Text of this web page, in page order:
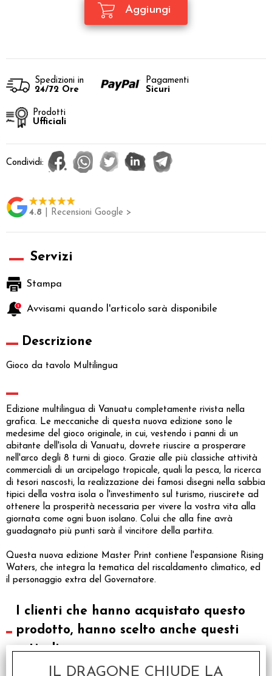
Spedizioni in
24/72 Ore
Pagamenti
Sicuri
Prodotti
Ufficiali
Condividi:
4.8 | Recensioni Google >
Servizi
Stampa
Avvisami quando l'articolo sarà disponibile
Descrizione
Gioco da tavolo Multilingua
Edizione multilingua di Vanuatu completamente rivista nella
grafica. Le meccaniche di questa nuova edizione sono le
medesime del gioco originale, in cui, vestendo i panni di un
abitante dell'isola di Vanuatu, dovrete riuscire a prosperare
nell'arco degli 8 turni di gioco. Grazie alle più classiche attività
commerciali di un arcipelago tropicale, quali la pesca, la ricerca
di tesori nascosti, la realizzazione dei famosi disegni nella sabbia
tipici della vostra isola o l'investimento sul turismo, riuscirete ad
ottenere la prosperità necessaria per vivere la vostra vita alla
giornata come ogni buon isolano. Colui che alla fine avrà
guadagnato più punti sarà il vincitore della partita.
Questa nuova edizione Master Print contiene l'espansione Rising
Waters, che integra la tematica del riscaldamento climatico, ed
il personaggio extra del Governatore.
I clienti che hanno acquistato questo
prodotto, hanno scelto anche questi
articoli
IL DRAGONE CHIUDE LA